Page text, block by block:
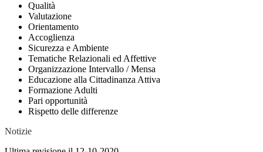
Qualità
Valutazione
Orientamento
Accoglienza
Sicurezza e Ambiente
Tematiche Relazionali ed Affettive
Organizzazione Intervallo / Mensa
Educazione alla Cittadinanza Attiva
Formazione Adulti
Pari opportunità
Rispetto delle differenze
Notizie